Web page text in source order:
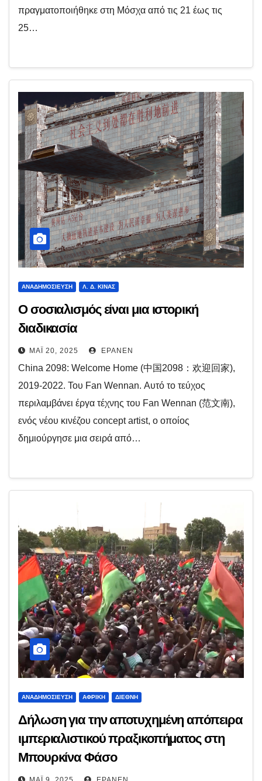
πραγματοποιήθηκε στη Μόσχα από τις 21 έως τις
25…
ΑΝΑΔΗΜΟΣΊΕΥΣΗ Λ. Δ. ΚΊΝΑΣ
Ο σοσιαλισμός είναι μια ιστορική
διαδικασία
ΜΆΙ 20, 2025 EPANEN
China 2098: Welcome Home (中国2098：欢迎回家),
2019-2022. Του Fan Wennan. Αυτό το τεύχος
περιλαμβάνει έργα τέχνης του Fan Wennan (范文南),
ενός νέου κινέζου concept artist, ο οποίος
δημιούργησε μια σειρά από…
ΑΝΑΔΗΜΟΣΊΕΥΣΗ ΑΦΡΙΚΉ ΔΙΕΘΝΉ
Δήλωση για την αποτυχημένη απόπειρα
ιμπεριαλιστικού πραξικοπήματος στη
Μπουρκίνα Φάσο